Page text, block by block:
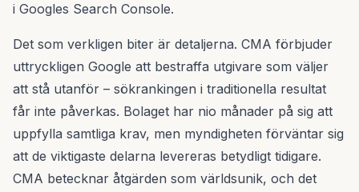
i Googles Search Console.
Det som verkligen biter är detaljerna. CMA förbjuder
uttryckligen Google att bestraffa utgivare som väljer
att stå utanför – sökrankingen i traditionella resultat
får inte påverkas. Bolaget har nio månader på sig att
uppfylla samtliga krav, men myndigheten förväntar sig
att de viktigaste delarna levereras betydligt tidigare.
CMA betecknar åtgärden som världsunik, och det